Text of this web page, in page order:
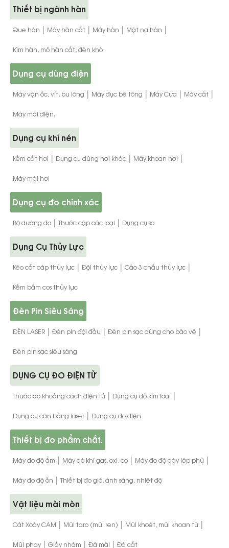
Thiết bị ngành hàn
Que hàn | Máy hàn cắt | Máy hàn | Mặt nạ hàn |
Kìm hàn, mỏ hàn cắt, đèn khò
Dụng cụ dùng điện
Máy vặn ốc, vít, bu lông | Máy đục bê tông | Máy Cưa | Máy cắt |
Máy mài điện.
Dụng cụ khí nén
Kềm cắt hơi | Dụng cụ dùng hơi khác | Máy khoan hơi |
Máy mài hơi
Dụng cụ đo chính xác
Bộ dưỡng đo | Thước cặp các loại | Dụng cụ so
Dụng Cụ Thủy Lực
Kéo cắt cáp thủy lực | Đội thủy lực | Cảo 3 chấu thủy lực |
Kềm bấm cos thủy lực
Đèn Pin Siêu Sáng
ĐÈN LASER | Đèn pin đội đầu | Đèn pin sạc dùng cho bảo vệ |
Đèn pin sạc siêu sáng
DỤNG CỤ ĐO ĐIỆN TỬ
Thước đo khoảng cách điện tử | Dụng cụ dò kim loại |
Dụng cụ cân bằng laser | Dụng cụ đo điện
Thiết bị đo phẩm chất.
Máy đo độ ẩm | Máy dò khí gas, oxi, co | Máy đo độ dày lớp phủ |
Máy đo độ ồn | Thiết bị đo gió, ánh sáng, nhiệt độ
Vật liệu mài mòn
Cát Xoáy CAM | Mũi taro (mũi ren) | Mũi khoét, mũi khoan từ |
Mũi phay | Giấy nhám | Đá mài | Đá cắt